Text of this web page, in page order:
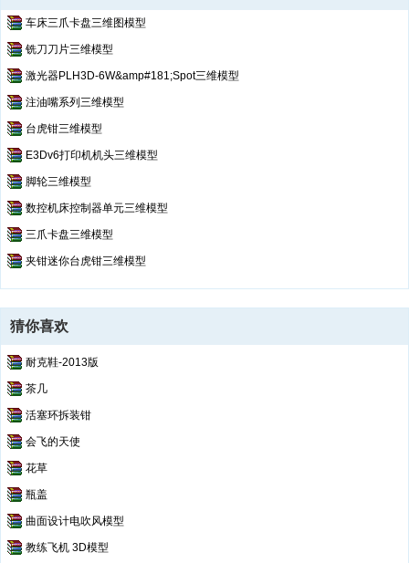
车床三爪卡盘三维图模型
铣刀刀片三维模型
激光器PLH3D-6W&amp#181;Spot三维模型
注油嘴系列三维模型
台虎钳三维模型
E3Dv6打印机机头三维模型
脚轮三维模型
数控机床控制器单元三维模型
三爪卡盘三维模型
夹钳迷你台虎钳三维模型
猜你喜欢
耐克鞋-2013版
茶几
活塞环拆装钳
会飞的天使
花草
瓶盖
曲面设计电吹风模型
教练飞机 3D模型